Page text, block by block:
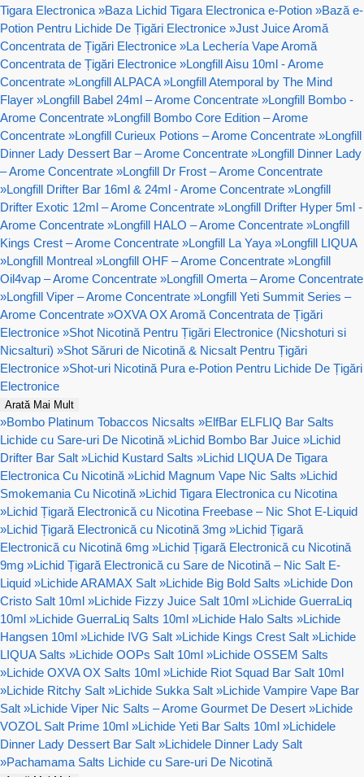
Tigara Electronica »Baza Lichid Tigara Electronica e-Potion »Bază e-
Potion Pentru Lichide De Țigări Electronice »Just Juice Aromă
Concentrata de Țigări Electronice »La Lechería Vape Aromă
Concentrata de Țigări Electronice »Longfill Aisu 10ml - Arome
Concentrate »Longfill ALPACA »Longfill Atemporal by The Mind
Flayer »Longfill Babel 24ml – Arome Concentrate »Longfill Bombo -
Arome Concentrate »Longfill Bombo Core Edition – Arome
Concentrate »Longfill Curieux Potions – Arome Concentrate »Longfill
Dinner Lady Dessert Bar – Arome Concentrate »Longfill Dinner Lady
– Arome Concentrate »Longfill Dr Frost – Arome Concentrate
»Longfill Drifter Bar 16ml & 24ml - Arome Concentrate »Longfill
Drifter Exotic 12ml – Arome Concentrate »Longfill Drifter Hyper 5ml -
Arome Concentrate »Longfill HALO – Arome Concentrate »Longfill
Kings Crest – Arome Concentrate »Longfill La Yaya »Longfill LIQUA
»Longfill Montreal »Longfill OHF – Arome Concentrate »Longfill
Oil4vap – Arome Concentrate »Longfill Omerta – Arome Concentrate
»Longfill Viper – Arome Concentrate »Longfill Yeti Summit Series –
Arome Concentrate »OXVA OX Aromă Concentrata de Țigări
Electronice »Shot Nicotină Pentru Țigări Electronice (Nicshoturi si
Nicsalturi) »Shot Săruri de Nicotină & Nicsalt Pentru Țigări
Electronice »Shot-uri Nicotină Pura e-Potion Pentru Lichide De Țigări
Electronice
Arată Mai Mult
»Bombo Platinum Tobaccos Nicsalts »ElfBar ELFLIQ Bar Salts
Lichide cu Sare-uri De Nicotină »Lichid Bombo Bar Juice »Lichid
Drifter Bar Salt »Lichid Kustard Salts »Lichid LIQUA De Tigara
Electronica Cu Nicotină »Lichid Magnum Vape Nic Salts »Lichid
Smokemania Cu Nicotină »Lichid Tigara Electronica cu Nicotina
»Lichid Țigară Electronică cu Nicotina Freebase – Nic Shot E-Liquid
»Lichid Țigară Electronică cu Nicotină 3mg »Lichid Țigară
Electronică cu Nicotină 6mg »Lichid Țigară Electronică cu Nicotină
9mg »Lichid Țigară Electronică cu Sare de Nicotină – Nic Salt E-
Liquid »Lichide ARAMAX Salt »Lichide Big Bold Salts »Lichide Don
Cristo Salt 10ml »Lichide Fizzy Juice Salt 10ml »Lichide GuerraLiq
10ml »Lichide GuerraLiq Salts 10ml »Lichide Halo Salts »Lichide
Hangsen 10ml »Lichide IVG Salt »Lichide Kings Crest Salt »Lichide
LIQUA Salts »Lichide OOPs Salt 10ml »Lichide OSSEM Salts
»Lichide OXVA OX Salts 10ml »Lichide Riot Squad Bar Salt 10ml
»Lichide Ritchy Salt »Lichide Sukka Salt »Lichide Vampire Vape Bar
Salt »Lichide Viper Nic Salts – Arome Gourmet De Desert »Lichide
VOZOL Salt Prime 10ml »Lichide Yeti Bar Salts 10ml »Lichidele
Dinner Lady Dessert Bar Salt »Lichidele Dinner Lady Salt
»Pachamama Salts Lichide cu Sare-uri De Nicotină